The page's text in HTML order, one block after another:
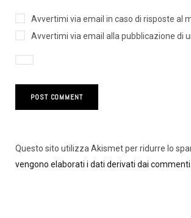
Avvertimi via email in caso di risposte al
Avvertimi via email alla pubblicazione di
Questo sito utilizza Akismet per ridurre lo
vengono elaborati i dati derivati dai commenti